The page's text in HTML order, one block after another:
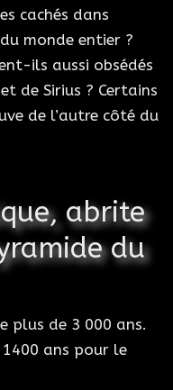
cachés dans
monde entier ?
ils aussi obsédés
de Sirius ? Certains
de l’autre côté du
abrite
du
plus de 3 000 ans.
ans pour le